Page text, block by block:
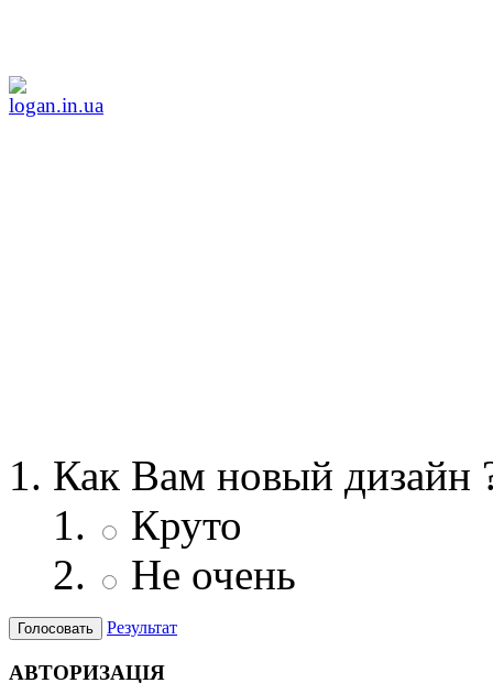
Как Вам новый дизайн
Круто
Не очень
Результат
АВТОРИЗАЦІЯ